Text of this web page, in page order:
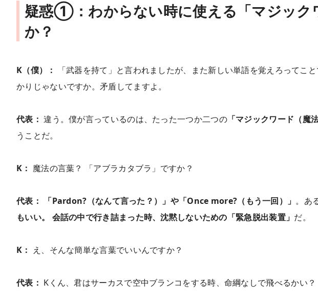
疑惑①：わからない時に使える「マジック
か？
K（僕）：
「武器を持て」と言われましたが、また新しい単語を覚えろってこ
かりじゃないですか。矛盾してますよ。
代表： 違う。僕が言っているのは、たった一つか二つの「マジックワード（魔
うことだ。
K： 魔法の言葉？ 「アブラカタブラ」ですか？
代表： 「Pardon?（なんて言った？）」や「Once more?（もう一回）」 。あ
もいい。 会話の中で行き詰まった時、沈黙しないための「緊急脱出装置」 だ。
K： え、そんな簡単な言葉でいいんですか？
代表： Kくん、君はサーカスで空中ブランコをする時、命綱なしで飛べるかい？